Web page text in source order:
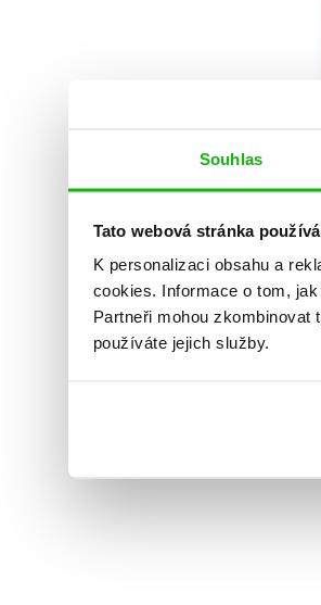
Souhlas
Tato webová stránka
K personalizaci obsahu a
cookies. Informace o tom,
Partneři mohou
používáte jejich služby.